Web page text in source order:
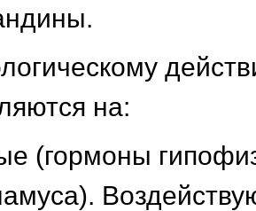
на:
(гормоны